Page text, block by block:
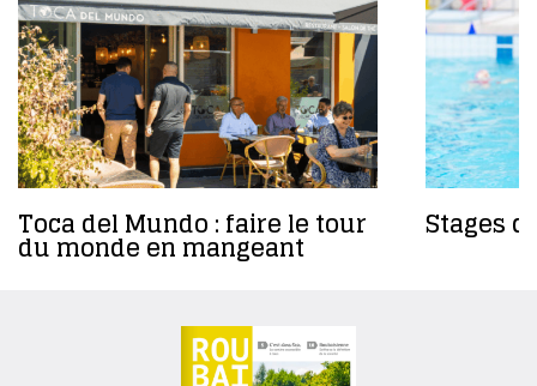
Toca del Mundo : faire le tour
du monde en mangeant
Stages